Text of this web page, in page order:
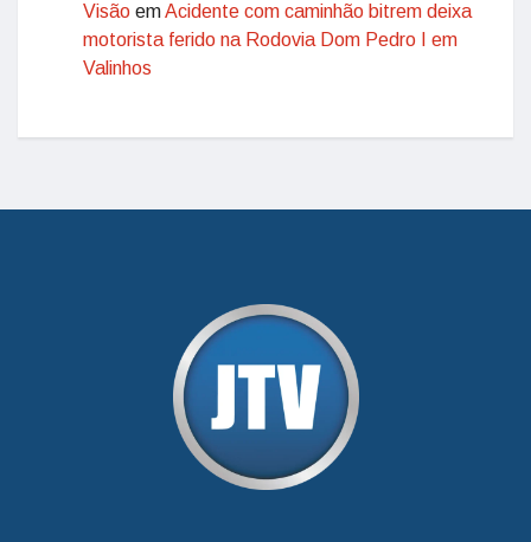
Visão emAcidente com caminhão bitrem deixa
motorista ferido na Rodovia Dom Pedro I em
Valinhos